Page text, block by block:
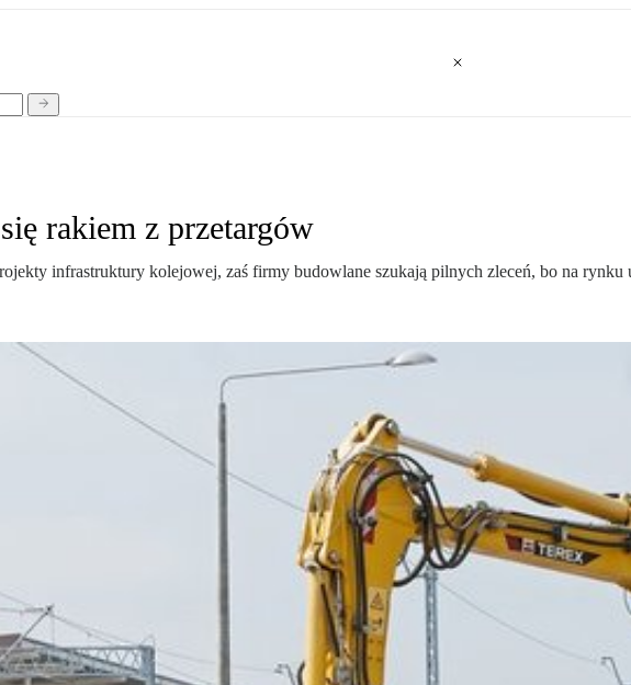
rakiem z przetargów
infrastruktury kolejowej, zaś firmy budowlane szukają pilnych zleceń, bo na rynku